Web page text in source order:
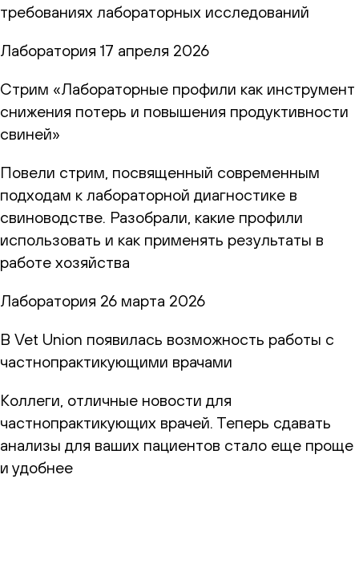
требованиях лабораторных исследований
Лаборатория 17 апреля 2026
Стрим «Лабораторные профили как инструмент
снижения потерь и повышения продуктивности
свиней»
Повели стрим, посвященный современным
подходам к лабораторной диагностике в
свиноводстве. Разобрали, какие профили
использовать и как применять результаты в
работе хозяйства
Лаборатория 26 марта 2026
В Vet Union появилась возможность работы с
частнопрактикующими врачами
Коллеги, отличные новости для
частнопрактикующих врачей. Теперь сдавать
анализы для ваших пациентов стало еще проще
и удобнее